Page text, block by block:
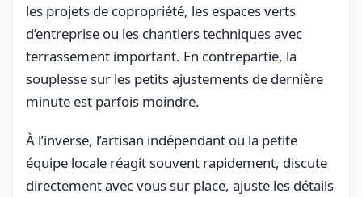
les projets de copropriété, les espaces verts
d’entreprise ou les chantiers techniques avec
terrassement important. En contrepartie, la
souplesse sur les petits ajustements de dernière
minute est parfois moindre.
À l’inverse, l’artisan indépendant ou la petite
équipe locale réagit souvent rapidement, discute
directement avec vous sur place, ajuste les détails